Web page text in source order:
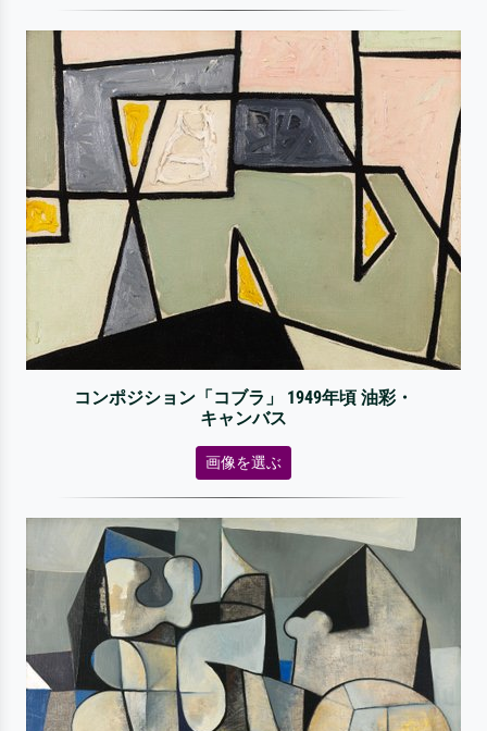
コンポジション「コブラ」 1949年頃 油彩・
キャンバス
画像を選ぶ